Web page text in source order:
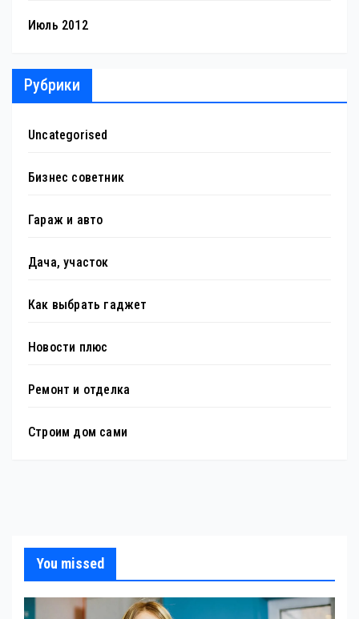
Июль 2012
Рубрики
Uncategorised
Бизнес советник
Гараж и авто
Дача, участок
Как выбрать гаджет
Новости плюс
Ремонт и отделка
Строим дом сами
You missed